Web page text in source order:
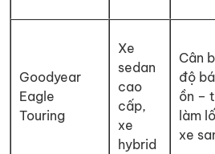
Goodyear
Eagle
Touring
Xe
sedan
cao
cấp,
xe
hybrid
Cân
độ
ồn –
làm
xe